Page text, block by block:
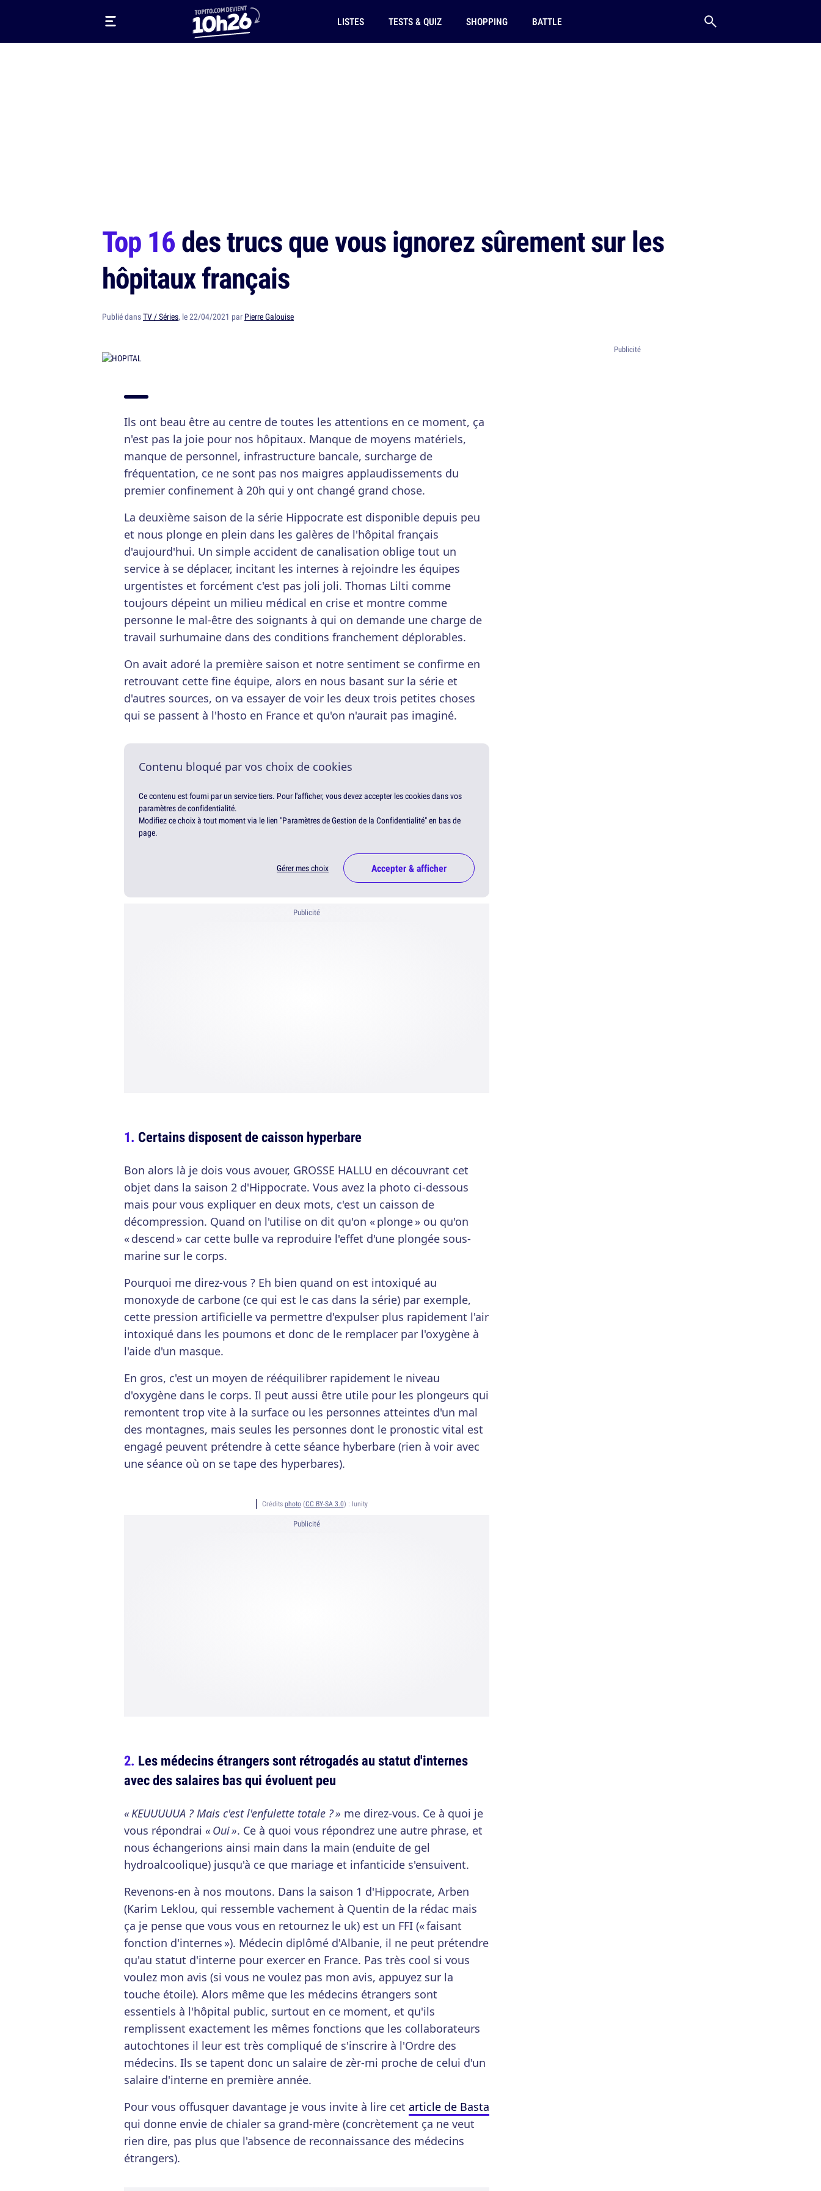
LISTES TESTS & QUIZ SHOPPING BATTLE
Top 16des trucs que vous ignorez sûrement sur les
hôpitaux français
Publié dansTV / Séries, le 22/04/2021 par Pierre Galouise
Ils ont beau être au centre de toutes les attentions en ce moment, ça
n'est pas la joie pour nos hôpitaux. Manque de moyens matériels,
manque de personnel, infrastructure bancale, surcharge de
fréquentation, ce ne sont pas nos maigres applaudissements du
premier confinement à 20h qui y ont changé grand chose.
La deuxième saison de la série Hippocrate est disponible depuis peu
et nous plonge en plein dans les galères de l'hôpital français
d'aujourd'hui. Un simple accident de canalisation oblige tout un
service à se déplacer, incitant les internes à rejoindre les équipes
urgentistes et forcément c'est pas joli joli. Thomas Lilti comme
toujours dépeint un milieu médical en crise et montre comme
personne le mal-être des soignants à qui on demande une charge de
travail surhumaine dans des conditions franchement déplorables.
On avait adoré la première saison et notre sentiment se confirme en
retrouvant cette fine équipe, alors en nous basant sur la série et
d'autres sources, on va essayer de voir les deux trois petites choses
qui se passent à l'hosto en France et qu'on n'aurait pas imaginé.
Contenu bloqué par vos choix de cookies
Ce contenu est fourni par un service tiers. Pour l'afficher, vous devez accepter les cookies dans vos
paramètres de confidentialité.
Modifiez ce choix à tout moment via le lien "Paramètres de Gestion de la Confidentialité" en bas de
page.
Gérer mes choix Accepter & afficher
Publicité
Certains disposent de caisson hyperbare
Bon alors là je dois vous avouer, GROSSE HALLU en découvrant cet
objet dans la saison 2 d'Hippocrate. Vous avez la photo ci-dessous
mais pour vous expliquer en deux mots, c'est un caisson de
décompression. Quand on l'utilise on dit qu'on « plonge » ou qu'on
« descend » car cette bulle va reproduire l'effet d'une plongée sous-
marine sur le corps.
Pourquoi me direz-vous ? Eh bien quand on est intoxiqué au
monoxyde de carbone (ce qui est le cas dans la série) par exemple,
cette pression artificielle va permettre d'expulser plus rapidement l'air
intoxiqué dans les poumons et donc de le remplacer par l'oxygène à
l'aide d'un masque.
En gros, c'est un moyen de rééquilibrer rapidement le niveau
d'oxygène dans le corps. Il peut aussi être utile pour les plongeurs qui
remontent trop vite à la surface ou les personnes atteintes d'un mal
des montagnes, mais seules les personnes dont le pronostic vital est
engagé peuvent prétendre à cette séance hyberbare (rien à voir avec
une séance où on se tape des hyperbares).
Crédits photo(CC BY-SA 3.0) : Iunity
Publicité
Les médecins étrangers sont rétrogadés au statut d'internes
avec des salaires bas qui évoluent peu
« KEUUUUUA ? Mais c'est l'enfulette totale ? » me direz-vous. Ce à quoi je
vous répondrai « Oui ». Ce à quoi vous répondrez une autre phrase, et
nous échangerions ainsi main dans la main (enduite de gel
hydroalcoolique) jusqu'à ce que mariage et infanticide s'ensuivent.
Revenons-en à nos moutons. Dans la saison 1 d'Hippocrate, Arben
(Karim Leklou, qui ressemble vachement à Quentin de la rédac mais
ça je pense que vous vous en retournez le uk) est un FFI (« faisant
fonction d'internes »). Médecin diplômé d'Albanie, il ne peut prétendre
qu'au statut d'interne pour exercer en France. Pas très cool si vous
voulez mon avis (si vous ne voulez pas mon avis, appuyez sur la
touche étoile). Alors même que les médecins étrangers sont
essentiels à l'hôpital public, surtout en ce moment, et qu'ils
remplissent exactement les mêmes fonctions que les collaborateurs
autochtones il leur est très compliqué de s'inscrire à l'Ordre des
médecins. Ils se tapent donc un salaire de zèr-mi proche de celui d'un
salaire d'interne en première année.
Pour vous offusquer davantage je vous invite à lire cet article de Basta
qui donne envie de chialer sa grand-mère (concrètement ça ne veut
rien dire, pas plus que l'absence de reconnaissance des médecins
étrangers).